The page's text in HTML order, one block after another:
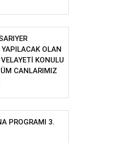
OLAN
KONULU
CANLARIMIZ
PROGRAMI 3.